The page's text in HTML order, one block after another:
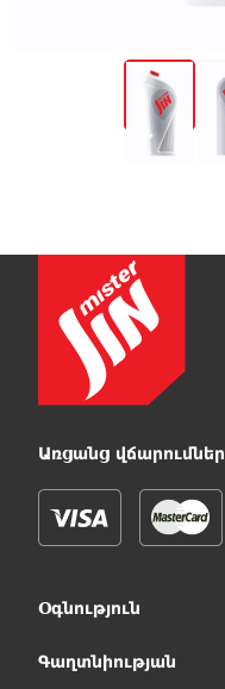
Առցանց վճարումներ
Օգնություն
Գաղտնիության